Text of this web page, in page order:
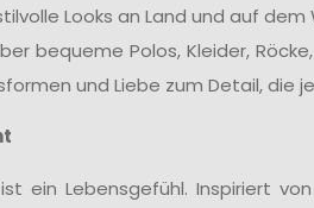
Looks an Land und auf dem
bequeme Polos, Kleider,
und Liebe zum Detail, die
ein Lebensgefühl. Inspiriert